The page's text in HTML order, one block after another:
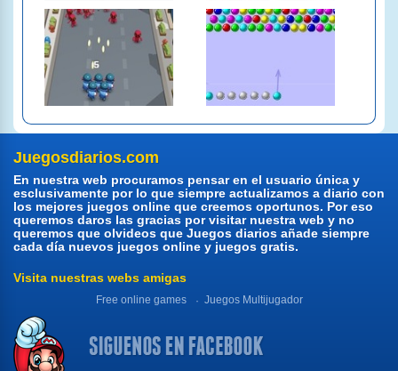
Juegosdiarios.com
En nuestra web procuramos pensar en el usuario única y
esclusivamente por lo que siempre actualizamos a diario con
los mejores juegos online que creemos oportunos. Por eso
queremos daros las gracias por visitar nuestra web y no
queremos que olvideos que Juegos diarios añade siempre
cada día nuevos juegos online y juegos gratis.
Visita nuestras webs amigas
Free online games Juegos Multijugador